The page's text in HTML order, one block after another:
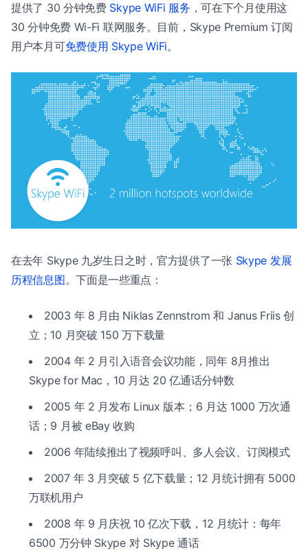
提供了 30 分钟免费 Skype WiFi 服务 ，可在下个月使用这
30 分钟免费 Wi-Fi 联网服务。目前，Skype Premium 订阅
用户本月可免费使用 Skype WiFi。
在去年 Skype 九岁生日之时，官方提供了一张 Skype 发展
历程信息图。下面是一些重点：
2003 年 8 月由 Niklas Zennstrom 和 Janus Friis 创
立；10 月突破 150 万下载量
2004 年 2 月引入语音会议功能，同年 8月推出
Skype for Mac，10 月达 20 亿通话分钟数
2005 年 2 月发布 Linux 版本；6 月达 1000 万次通
话；9 月被 eBay 收购
2006 年陆续推出了视频呼叫、多人会议、订阅模式
2007 年 3 月突破 5 亿下载量；12 月统计拥有 5000
万联机用户
2008 年 9 月庆祝 10 亿次下载，12 月统计：每年
6500 万分钟 Skype 对 Skype 通话